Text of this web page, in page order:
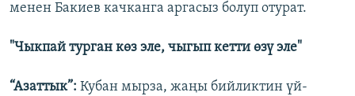
менен Бакиев качканга аргасыз болуп отурат.
"Чыкпай турган көз эле, чыгып кетти өзү эле"
“Азаттык”: Кубан мырза, жаңы бийликтин үй-